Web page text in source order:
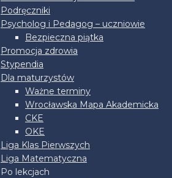
Podręczniki
Psycholog i Pedagog – uczniowie
Bezpieczna piątka
Promocja zdrowia
Stypendia
Dla maturzystów
Ważne terminy
Wrocławska Mapa Akademicka
CKE
OKE
Liga Klas Pierwszych
Liga Matematyczna
Po lekcjach